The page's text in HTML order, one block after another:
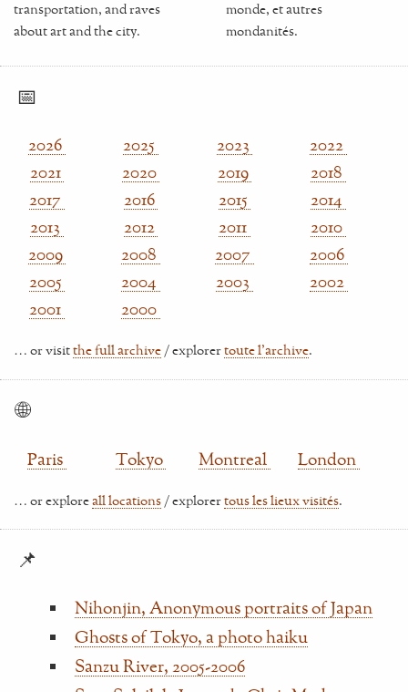
transportation, and raves
about art and the city.
monde, et autres
mondanités.
📅
2026 2025 2023
2022
2021
2020 2019
2018
2017
2016 2015
2014
2013
2012 2011
2010
2009
2008 2007
2006
2005
2004 2003
2002
2001
2000
… or visitthe full archive / explorertoute l'archive.
🌐
Paris Tokyo Montreal London
… or exploreall locations / explorertous les lieux visités.
📌
Nihonjin, Anonymous portraits of Japan
Ghosts of Tokyo, a photo haiku
Sanzu River, 2005-2006